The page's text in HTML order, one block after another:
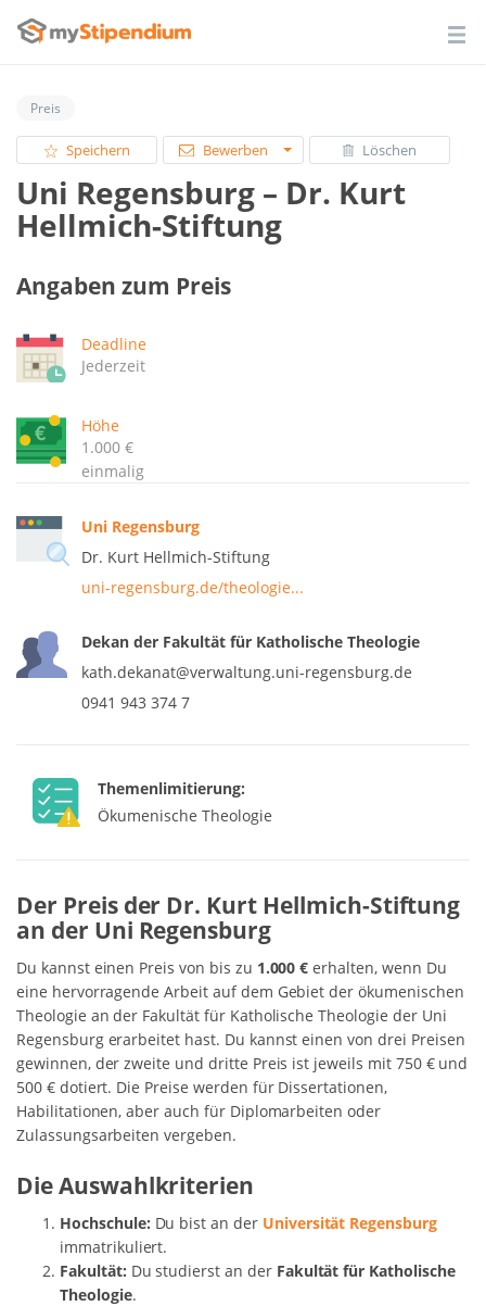
Preis
Speichern Bewerben Löschen
Uni Regensburg – Dr. Kurt
Hellmich-Stiftung
Angaben zum Preis
Deadline
Jederzeit
Höhe
1.000 €
einmalig
Uni Regensburg
Dr. Kurt Hellmich-Stiftung
uni-regensburg.de/theologie...
Dekan der Fakultät für Katholische Theologie
kath.dekanat@verwaltung.uni-regensburg.de
0941 943 374 7
Themenlimitierung:
Ökumenische Theologie
Der Preis der Dr. Kurt Hellmich-Stiftung
an der Uni Regensburg
Du kannst einen Preis von bis zu 1.000 € erhalten, wenn Du
eine hervorragende Arbeit auf dem Gebiet der ökumenischen
Theologie an der Fakultät für Katholische Theologie der Uni
Regensburg erarbeitet hast. Du kannst einen von drei Preisen
gewinnen, der zweite und dritte Preis ist jeweils mit 750 € und
500 € dotiert. Die Preise werden für Dissertationen,
Habilitationen, aber auch für Diplomarbeiten oder
Zulassungsarbeiten vergeben.
Die Auswahlkriterien
Hochschule: Du bist an der Universität Regensburg
immatrikuliert.
Fakultät: Du studierst an der Fakultät für Katholische
Theologie.